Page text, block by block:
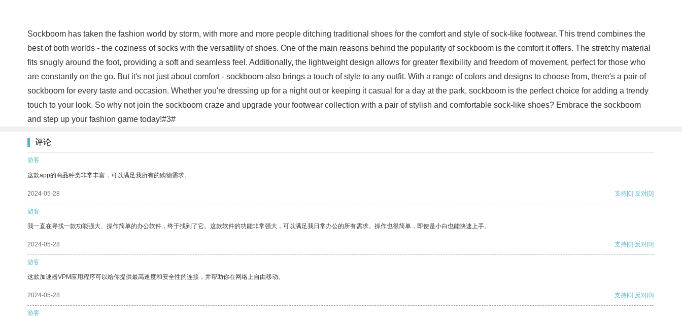
Sockboom has taken the fashion world by storm, with more and more people ditching traditional shoes for the comfort and style of sock-like footwear. This trend combines the
best of both worlds - the coziness of socks with the versatility of shoes. One of the main reasons behind the popularity of sockboom is the comfort it offers. The stretchy material
fits snugly around the foot, providing a soft and seamless feel. Additionally, the lightweight design allows for greater flexibility and freedom of movement, perfect for those who
are constantly on the go. But it's not just about comfort - sockboom also brings a touch of style to any outfit. With a range of colors and designs to choose from, there's a pair of
sockboom for every taste and occasion. Whether you're dressing up for a night out or keeping it casual for a day at the park, sockboom is the perfect choice for adding a trendy
touch to your look. So why not join the sockboom craze and upgrade your footwear collection with a pair of stylish and comfortable sock-like shoes? Embrace the sockboom
and step up your fashion game today!#3#
评论
游客
这款app的商品种类非常丰富，可以满足我所有的购物需求。
2024-05-28 支持[0] 反对[0]
游客
我一直在寻找一款功能强大、操作简单的办公软件，终于找到了它。这款软件的功能非常强大，可以满足我日常办公的所有需求。操作也很简单，即使是小白也能快速上手。
2024-05-28 支持[0] 反对[0]
游客
这款加速器VPM应用程序可以给你提供最高速度和安全性的连接，并帮助你在网络上自由移动。
2024-05-28 支持[0] 反对[0]
游客